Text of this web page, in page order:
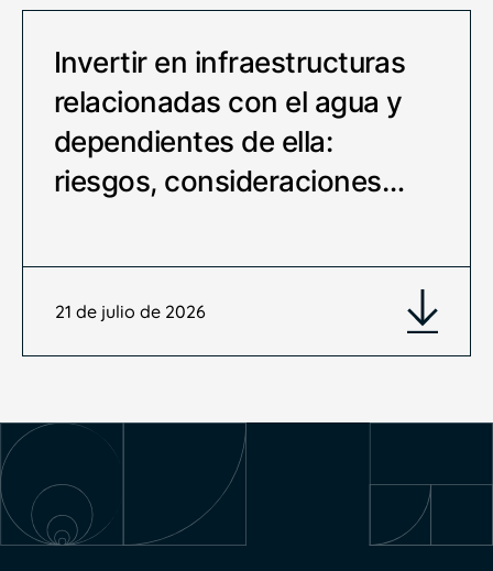
Invertir en infraestructuras
relacionadas con el agua y
dependientes de ella:
riesgos, consideraciones…
21 de julio de 2026